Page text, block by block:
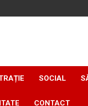
SOCIAL
CONTACT